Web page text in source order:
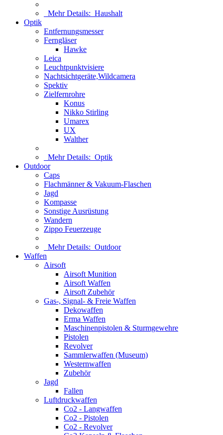
Mehr Details: Haushalt
Optik
Entfernungsmesser
Ferngläser
Hawke
Leica
Leuchtpunktvisiere
Nachtsichtgeräte,Wildcamera
Spektiv
Zielfernrohre
Konus
Nikko Stirling
Umarex
UX
Walther
Mehr Details: Optik
Outdoor
Caps
Flachmänner & Vakuum-Flaschen
Jagd
Kompasse
Sonstige Ausrüstung
Wandern
Zippo Feuerzeuge
Mehr Details: Outdoor
Waffen
Airsoft
Airsoft Munition
Airsoft Waffen
Airsoft Zubehör
Gas-, Signal- & Freie Waffen
Dekowaffen
Erma Waffen
Maschinenpistolen & Sturmgewehre
Pistolen
Revolver
Sammlerwaffen (Museum)
Westernwaffen
Zubehör
Jagd
Fallen
Luftdruckwaffen
Co2 - Langwaffen
Co2 - Pistolen
Co2 - Revolver